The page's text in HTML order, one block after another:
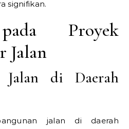
signifikan.
Proyek
Jalan
Jalan di Daerah
jalan di daerah